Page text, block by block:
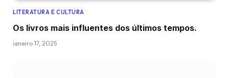
LITERATURA E CULTURA
Os livros mais influentes dos últimos tempos.
janeiro 17, 2025